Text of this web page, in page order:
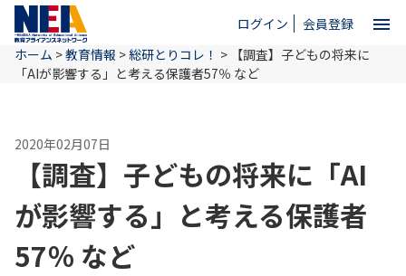
ログイン 会員登録 menu
ホーム
NEAとは
教育情報
ホーム >教育情報 >総研とりコレ！ > 【調査】子どもの将来に
「AIが影響する」と考える保護者57％ など
2020年02月07日
【調査】子どもの将来に「AI
が影響する」と考える保護者
57％ など